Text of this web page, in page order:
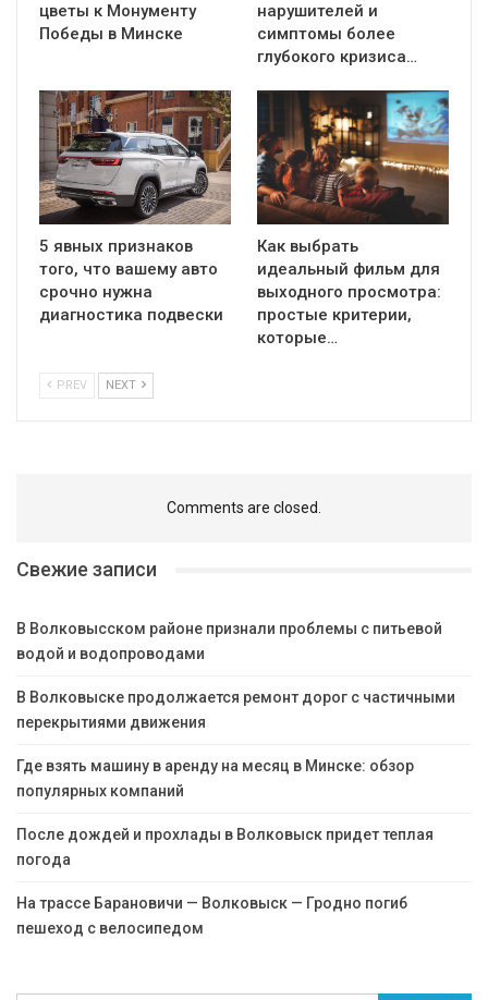
цветы к Монументу
Победы в Минске
нарушителей и
симптомы более
глубокого кризиса…
5 явных признаков
того, что вашему авто
срочно нужна
диагностика подвески
Как выбрать
идеальный фильм для
выходного просмотра:
простые критерии,
которые…
PREV NEXT
Comments are closed.
Свежие записи
В Волковысском районе признали проблемы с питьевой
водой и водопроводами
В Волковыске продолжается ремонт дорог с частичными
перекрытиями движения
Где взять машину в аренду на месяц в Минске: обзор
популярных компаний
После дождей и прохлады в Волковыск придет теплая
погода
На трассе Барановичи — Волковыск — Гродно погиб
пешеход с велосипедом